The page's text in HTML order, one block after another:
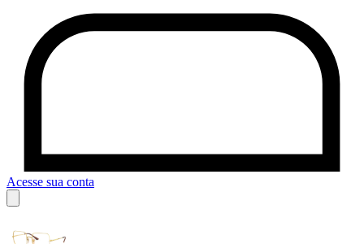
Acesse sua conta